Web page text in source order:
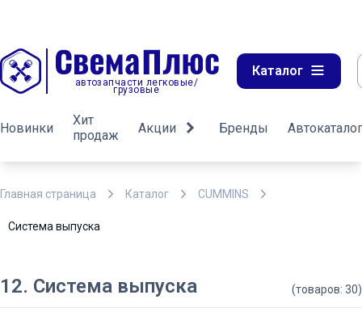
автозапчасти легковые/
грузовые
Каталог
Новинки
Хит
продаж
Акции Бренды Автокаталог
Главная страница Каталог CUMMINS
Система выпуска
12. Система выпуска (товаров: 30)